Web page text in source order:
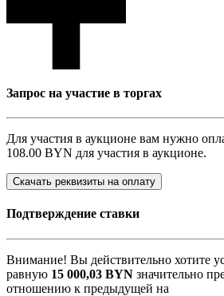
Запрос на участие в торгах
Для участия в аукционе вам нужно
108.00 BYN для участия в аукционе.
Скачать реквизиты на оплату
Подтверждение ставки
Внимание! Вы действительно хотите
равную 15 000,03 BYN значительно
отношению к предыдущей на